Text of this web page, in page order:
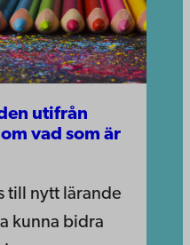
utifrån
vad som är
till nytt lärande
kunna bidra